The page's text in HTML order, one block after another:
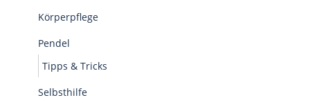
Körperpflege
Pendel
Tipps & Tricks
Selbsthilfe